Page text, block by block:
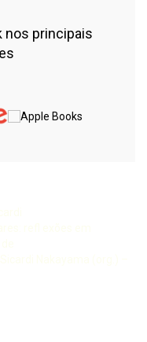
nos principais